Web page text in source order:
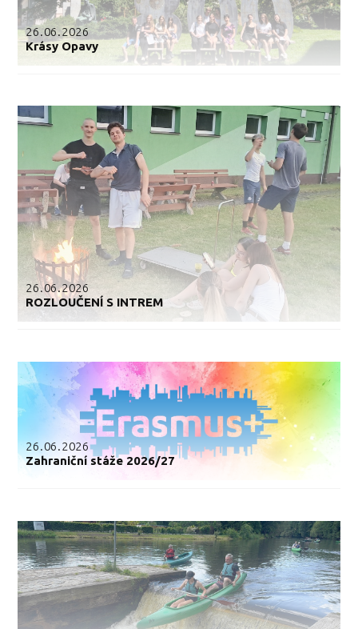
26.06.2026
Krásy Opavy
26.06.2026
ROZLOUČENÍ S INTREM
26.06.2026
Zahraniční stáže 2026/27